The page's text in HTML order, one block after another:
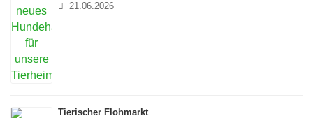
21.06.2026
Tierischer Flohmarkt